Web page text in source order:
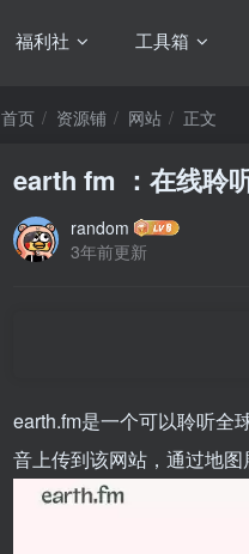
福利社 工具箱
首页 资源铺 网站 正文
earth fm ：在线聆
random
3年前更新
earth.fm是一个可以聆听全
音上传到该网站，通过地